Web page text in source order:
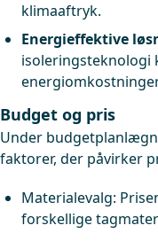
klimaaftryk.
Energieffektive
isoleringsteknologi
Budget og pris
Under
faktorer, der påvirker
Materialevalg:
forskellige